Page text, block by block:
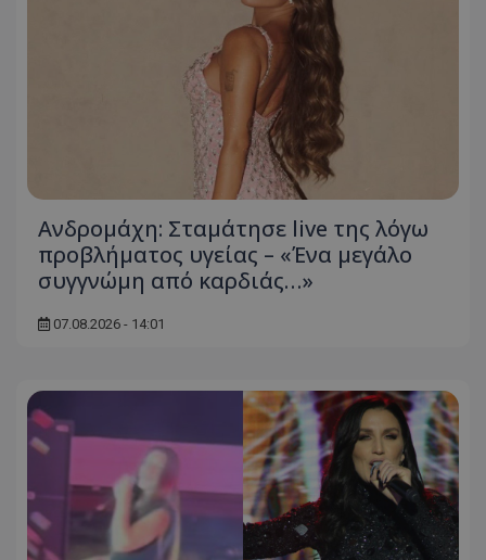
Ανδρομάχη: Σταμάτησε live της λόγω
προβλήματος υγείας – «Ένα μεγάλο
συγγνώμη από καρδιάς…»
07.08.2026 - 14:01